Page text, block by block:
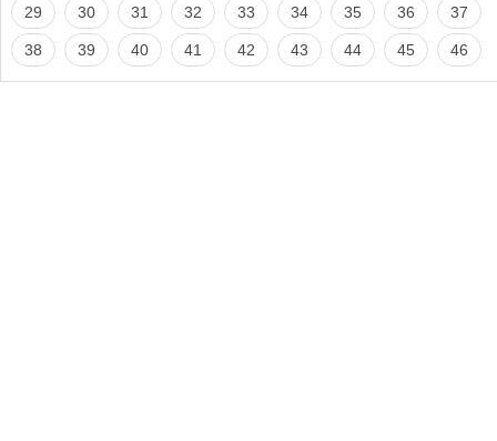
29 30 31 32 33 34 35 36 37
38 39 40 41 42 43 44 45 46